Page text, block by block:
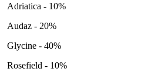
Adriatica - 10%
Audaz - 20%
Glycine - 40%
Rosefield - 10%